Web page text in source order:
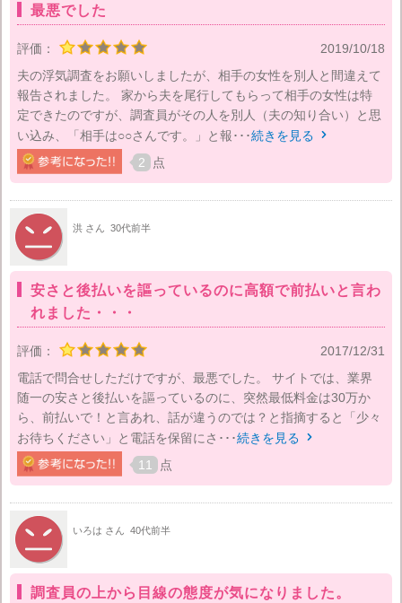
最悪でした
評価：
2019/10/18
夫の浮気調査をお願いしましたが、相手の女性を別人と間違えて
報告されました。 家から夫を尾行してもらって相手の女性は特
定できたのですが、調査員がその人を別人（夫の知り合い）と思
い込み、「相手は○○さんです。」と報･･･続きを見る 
2 点
洪 さん 30代前半
安さと後払いを謳っているのに高額で前払いと言わ
れました・・・
評価：
2017/12/31
電話で問合せしただけですが、最悪でした。 サイトでは、業界
随一の安さと後払いを謳っているのに、突然最低料金は30万か
ら、前払いで！と言あれ、話が違うのでは？と指摘すると「少々
お待ちください」と電話を保留にさ･･･続きを見る 
11 点
いろは さん 40代前半
調査員の上から目線の態度が気になりました。